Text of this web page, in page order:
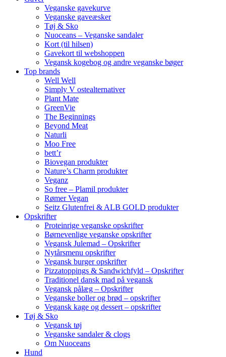
Veganske gavekurve
Veganske gaveæsker
Tøj & Sko
Nuoceans – Veganske sandaler
Kort (til hilsen)
Gavekort til webshoppen
Vegansk kogebog og andre veganske bøger
Top brands
Well Well
Simply V ostealternativer
Plant Mate
GreenVie
The Beginnings
Beyond Meat
Naturli
Moo Free
bett’r
Biovegan produkter
Nature’s Charm produkter
Veganz
So free – Plamil produkter
Rømer Vegan
Seitz Glutenfrei & ALB GOLD produkter
Opskrifter
Proteinrige veganske opskrifter
Børnevenlige veganske opskrifter
Vegansk Julemad – Opskrifter
Nytårsmenu opskrifter
Vegansk burger opskrifter
Pizzatoppings & Sandwichfyld – Opskrifter
Traditionel dansk mad på vegansk
Vegansk pålæg – Opskrifter
Veganske boller og brød – opskrifter
Vegansk kage og dessert – opskrifter
Tøj & Sko
Vegansk tøj
Veganske sandaler & clogs
Om Nuoceans
Hund